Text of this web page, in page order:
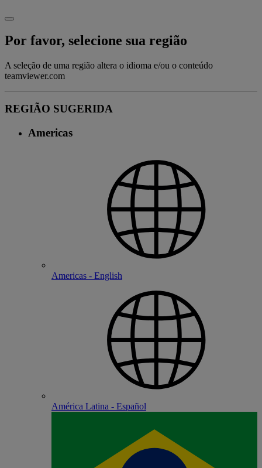
Por favor, selecione sua região
A seleção de uma região altera o idioma e/ou o conteúdo
teamviewer.com
REGIÃO SUGERIDA
Americas
Americas - English
América Latina - Español